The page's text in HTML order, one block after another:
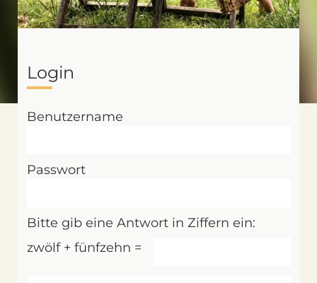
Login
Benutzername
Passwort
Bitte gib eine Antwort in Ziffern ein:
zwölf + fünfzehn =